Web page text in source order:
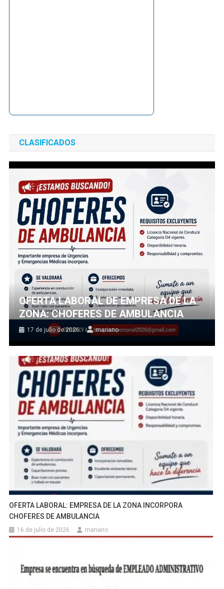
CLASIFICADOS
OFERTA LABORAL DE EMPRESA DE LA
ZONA: CHOFERES DE AMBULANCIA
17 de julio de 2026 mariano
OFERTA LABORAL: EMPRESA DE LA ZONA INCORPORA
CHOFERES DE AMBULANCIA
16 de julio de 2026 mariano